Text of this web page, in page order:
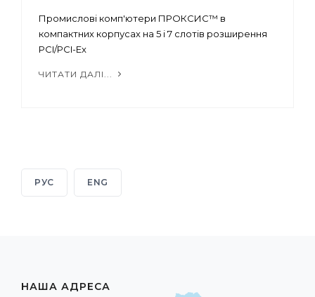
Промислові комп'ютери ПРОКСИС™ в
компактних корпусах на 5 і 7 слотів розширення
PCI/PCI-Ex
ЧИТАТИ ДАЛІ...
РУС ENG
НАША АДРЕСА